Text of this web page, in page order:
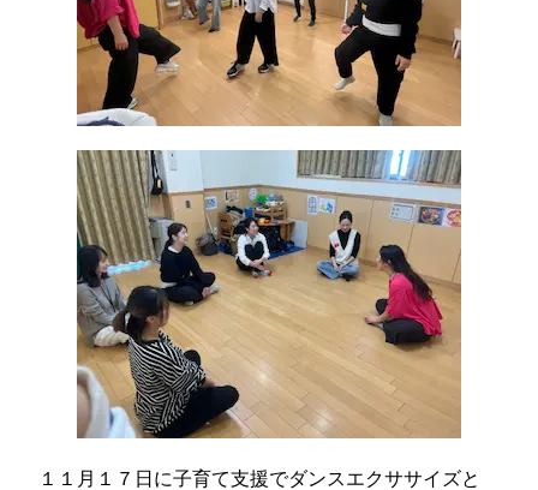
１１月１７日に子育て支援でダンスエクササイズと